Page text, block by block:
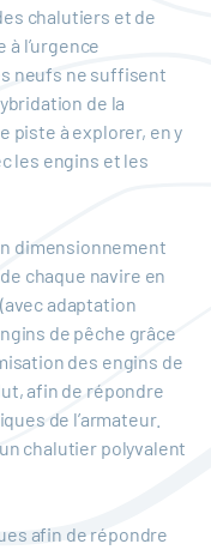
chalutiers et de
l’urgence
neufs ne suffisent
de la
piste à explorer, en y
les engins et les
dimensionnement
chaque navire en
adaptation
de pêche grâce
des engins de
afin de répondre
de l’armateur.
chalutier polyvalent
afin de répondre